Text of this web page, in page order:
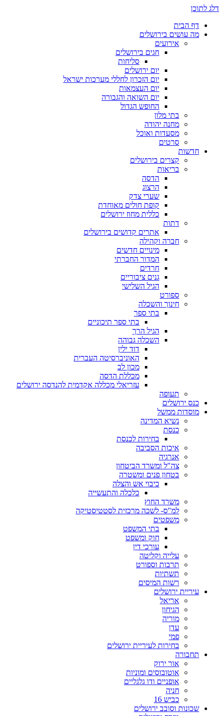
דלג לתוכן
דף הבית
מה עושים בירושלים
אירועים
חגים בירושלים
סליחות
יום ירושלים
יום הזכרון לחללי מערכות ישראל
יום העצמאות
יום השואה והגבורה
החופש הגדול
בתי מלון
מחנה יהודה
מסעדות ואוכל
סרטים
חדשות
קצרים בירושלים
בריאות
הדסה
הרצוג
שערי צדק
קופת חולים מאוחדת
כללית מחוז ירושלים
דתות
אתרים קדושים בירושלים
חברה וקהילה
מינויים חדשים
המדור החברתי
חרדים
גנים ציבוריים
הגיל השלישי
ספורט
חינוך והשכלה
בתי ספר
בתי ספר תיכוניים
הגיל הרך
השכלה גבוהה
דוד ילין
האוניברסיטה העברית
מכון לב
מכללת הדסה
עזריאלי מכללה אקדמית להנדסה ירושלים
תעופה
כנס ירושלים
מוסדות ממשל
נשיא המדינה
כנסת
בחירות לכנסת
איכות הסביבה
אנרגיה
צה"ל ומשרד הביטחון
בטחון פנים ומשטרה
כיבוי אש והצלה
כלכלה והתעשייה
משרד החוץ
למ"ס- לשכה מרכזית לסטטיסטיקה
משפטים
בתי המשפט
חוק ומשפט
עורכי דין
עלייה וקליטה
תרבות וספורט
תשתיות
רשות המיסים
עיריית ירושלים
אריאל
הגיחון
מוריה
עדן
פמי
בחירות לעיריית ירושלים
תחבורה
אור ירוק
אוטובוסים ומוניות
אופניים ודו גלגליים
חניה
כביש 16
שכונות וסובב ירושלים